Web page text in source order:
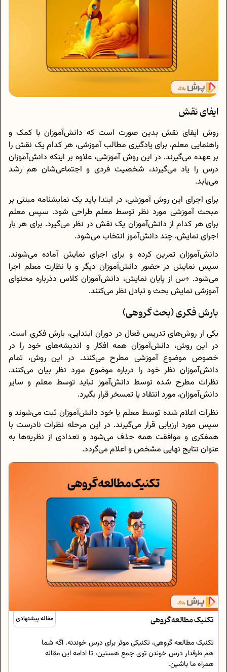
ایفای نقش
روش ایفای نقش بدین صورت است که دانش‌آموزان با کمک و
راهنمایی معلم، برای یادگیری مطالب آموزشی، هر کدام یک نقش را
بر عهده می‌گیرند. در این روش آموزشی، علاوه بر اینکه دانش‌آموزان
درس را یاد می‌گیرند، شخصیت فردی و اجتماعی‌شان هم رشد
می‌یابد.
برای اجرای این روش آموزشی، در ابتدا باید یک نمایشنامه مبتنی بر
مبحث آموزشی مورد نظر توسط معلم طراحی شود. سپس معلم
برای هر کدام از دانش‌آموزان یک نقش در نظر می‌گیرد. برای هر بار
اجرای نمایش، چند دانش‌آموز انتخاب می‌شود.
دانش‌آموزان تمرین کرده و برای اجرای نمایش آماده می‌شوند.
سپس نمایش در حضور دانش‌آموزان دیگر و با نظارت معلم اجرا
می‌شود. ÷س از پایان نمایش، دانش‌آموزان کلاس دذرباره محتوای
آموزشی نمایش بحث و تبادل نظر می‌کنند.
بارش فکری (بحث گروهی)
یکی ار روش‌های تدریس فعال در دوران ابتدایی، بارش فکری است.
در این روش، دانش‌آموزان همه افکار و اندیشه‌های خود را در
خصوص موضوع آموزشی مطرح می‌کنند. در این روش، تمام
دانش‌آموزان نظر خود را درباره موضوع مورد نظر بیان می‌کنند.
نظرات مطرح شده توسط دانش‌آموز نباید توسط معلم و سایر
دانش‌آموزان، مورد انتقاد یا تمسخر قرار بگیرد.
نظرات اعلام شده توسط معلم یا خود دانش‌آموزان ثبت می‌شوند و
سپس مورد ارزیابی قرار می‌گیرند. در این مرحله نظرات نادرست با
همفکری و موافقت همه حذف می‌شود و تعدادی از نظریه‌ها به
عنوان نتایج نهایی مشخص و اعلام می‌گردد.
مقاله پیشنهادی تکنیک مطالعه گروهی
تکنیک مطالعه گروهی، تکنیکی موثر برای درس خوندنه. اگه شما
هم طرفدار درس خوندن توی جمع هستین، تا ادامه این مقاله
همراه ما باشین.